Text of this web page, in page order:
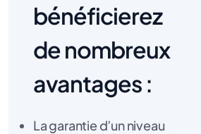
bénéficierez
de nombreux
avantages :
La garantie d’un niveau